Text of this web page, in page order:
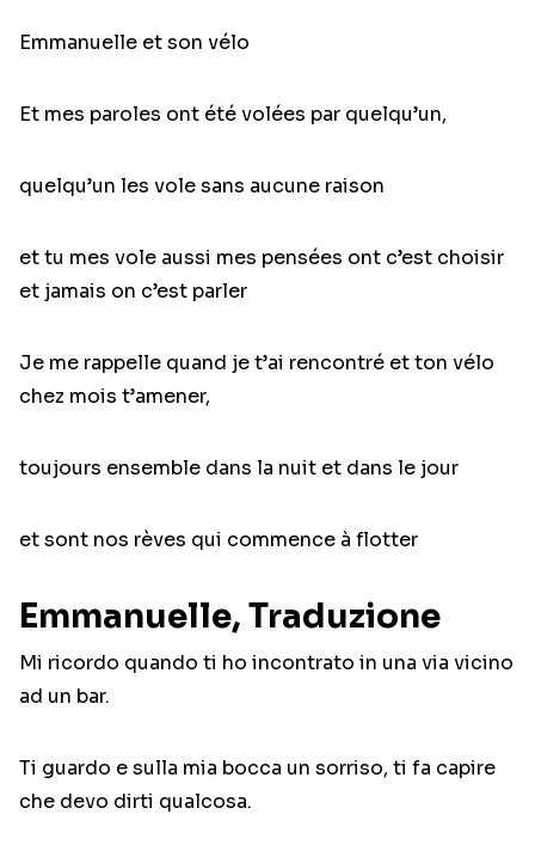
Emmanuelle et son vélo
Et mes paroles ont été volées par quelqu’un,
quelqu’un les vole sans aucune raison
et tu mes vole aussi mes pensées ont c’est choisir
et jamais on c’est parler
Je me rappelle quand je t’ai rencontré et ton vélo
chez mois t’amener,
toujours ensemble dans la nuit et dans le jour
et sont nos rèves qui commence à flotter
Emmanuelle, Traduzione
Mi ricordo quando ti ho incontrato in una via vicino
ad un bar.
Ti guardo e sulla mia bocca un sorriso, ti fa capire
che devo dirti qualcosa.